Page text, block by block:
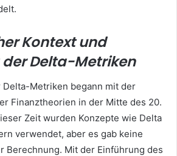
Kontext und
Delta-Metriken
Delta-Metriken begann mit der
Finanztheorien in der Mitte des 20.
Zeit wurden Konzepte wie Delta
verwendet, aber es gab keine
Berechnung. Mit der Einführung des